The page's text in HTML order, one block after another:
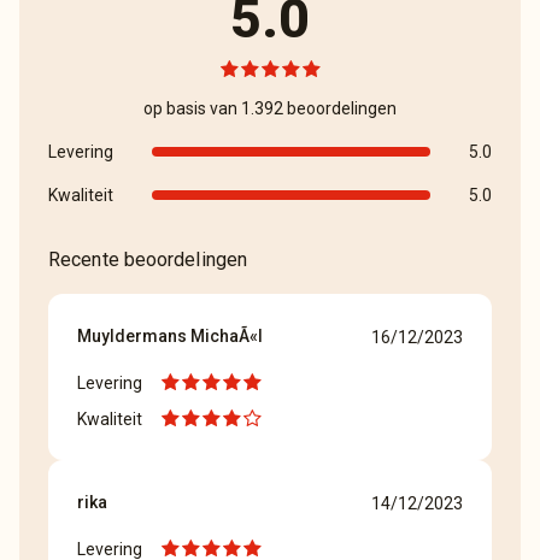
5.0
op basis van 1.392 beoordelingen
Levering 5.0
Kwaliteit 5.0
Recente beoordelingen
Muyldermans MichaÃ«l 16/12/2023
Levering
Kwaliteit
rika 14/12/2023
Levering